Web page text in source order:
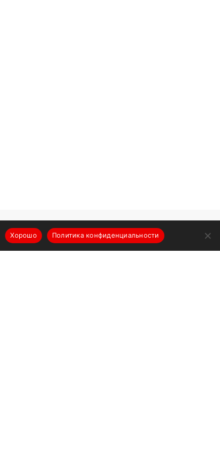
Хорошо Политика конфиденциальности